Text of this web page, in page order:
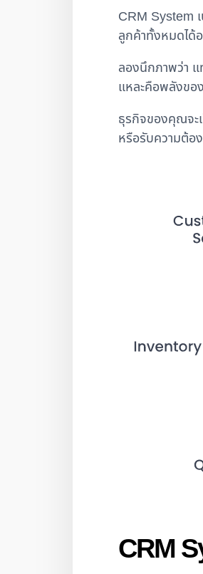
CRM System
ลูกค้าทั้งหมดได้
ลองนึกภาพว่า
แหละคือพลังขอ
ธุรกิจของคุณจะ
หรือรับความต้อ
CRM